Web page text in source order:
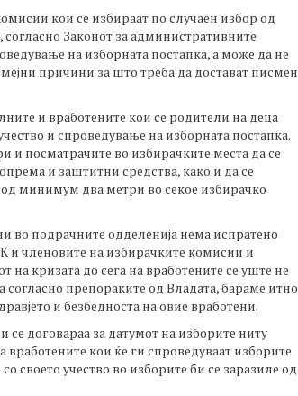
кои се избираат по случаен избор од
согласно Законот за административните
на изборната постапка, а може да не
причини за што треба да достават писмен
и вработените кои се родители на деца
и спроведување на изборната постапка.
и посматрачите во избирачките места да се
и заштитни средства, како и да се
од минимум два метри во секое избирачко
во подрачните одделенија нема испратено
и членовите на избирачките комисии и
на кризата до сега на вработените се уште не
препораките од Владата, бараме итно
и безбедноста на овие вработени.
договараа за датумот на изборите ниту
кои ќе ги спроведуваат изборите
своето учество во изборите би се заразиле од